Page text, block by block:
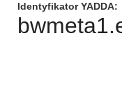
Identyfikator YADDA